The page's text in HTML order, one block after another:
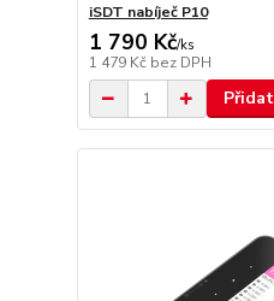
iSDT nabíječ P10
1 790 Kč/ks
1 479 Kč bez DPH